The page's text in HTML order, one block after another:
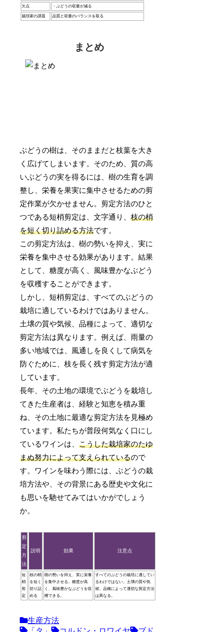
欠点 ・ぶどうの収量が減る
栽培家の課題 品質と収量のバランスを取る
まとめ
ぶどうの樹は、そのままだと枝葉を大き
く広げてしまいます。そのため、質の高
いぶどうの実を得るには、樹の生育を調
整し、栄養を果実に集中させるための剪
定作業が欠かせません。剪定方法のひと
つである短梢剪定は、文字通り、枝の梢
を短く切り詰める方法です。
この剪定方法は、樹の勢いを抑え、実に
栄養を集中させる効果があります。結果
として、糖度が高く、風味豊かなぶどう
を収穫することができます。
しかし、短梢剪定は、すべてのぶどうの
栽培に適しているわけではありません。
土壌の質や気候、品種によって、適切な
剪定方法は異なります。例えば、雨量の
多い地域では、風通しを良くして病気を
防ぐために、枝を長く残す剪定方法が適
しています。
長年、その土地の環境でぶどうを栽培し
てきた生産者は、経験と知恵を積み重
ね、その土地に最適な剪定方法を見極め
ています。私たちが普段何気なく口にし
ているワインは、こうした栽培家のたゆ
まぬ努力によって支えられているので
す。ワインを味わう際には、ぶどうの栽
培方法や、その背景にある歴史や文化に
も思いを馳せてみてはいかがでしょう
か。
剪
定
方
法
説明 効果 注意点
短
梢
剪
定
枝の梢
を短く
切り詰
める
樹の勢いを抑え、実に栄養
を集中させる。糖度が高
く、風味豊かなぶどうを収
穫できる。
すべてのぶどうの栽培に適してい
るわけではない。土壌の質や気
候、品種によって適切な剪定方法
は異なる。
生産方法